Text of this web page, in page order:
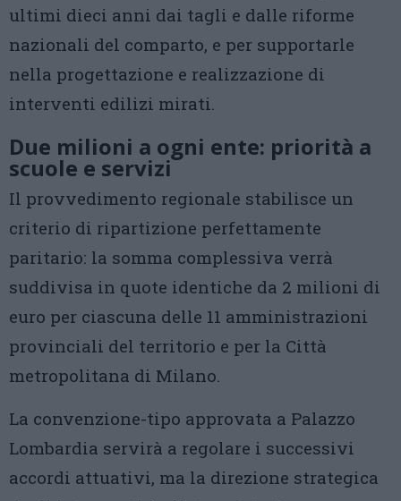
ultimi dieci anni dai tagli e dalle riforme
nazionali del comparto, e per supportarle
nella progettazione e realizzazione di
interventi edilizi mirati.
Due milioni a ogni ente: priorità a
scuole e servizi
Il provvedimento regionale stabilisce un
criterio di ripartizione perfettamente
paritario: la somma complessiva verrà
suddivisa in quote identiche da 2 milioni di
euro per ciascuna delle 11 amministrazioni
provinciali del territorio e per la Città
metropolitana di Milano.
La convenzione-tipo approvata a Palazzo
Lombardia servirà a regolare i successivi
accordi attuativi, ma la direzione strategica